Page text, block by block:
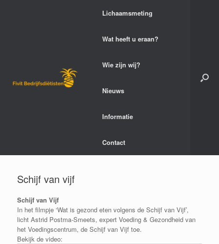
Lichaamsmeting
Wat heeft u eraan?
Wie zijn wij?
Nieuws
Informatie
Contact
Schijf van vijf
Schijf van Vijf
In het filmpje ‘Wat is gezond eten volgens de Schijf van Vijf’,
licht Astrid Postma-Smeets, expert Voeding & Gezondheid van
het Voedingscentrum, de Schijf van Vijf toe.
Bekijk de video: